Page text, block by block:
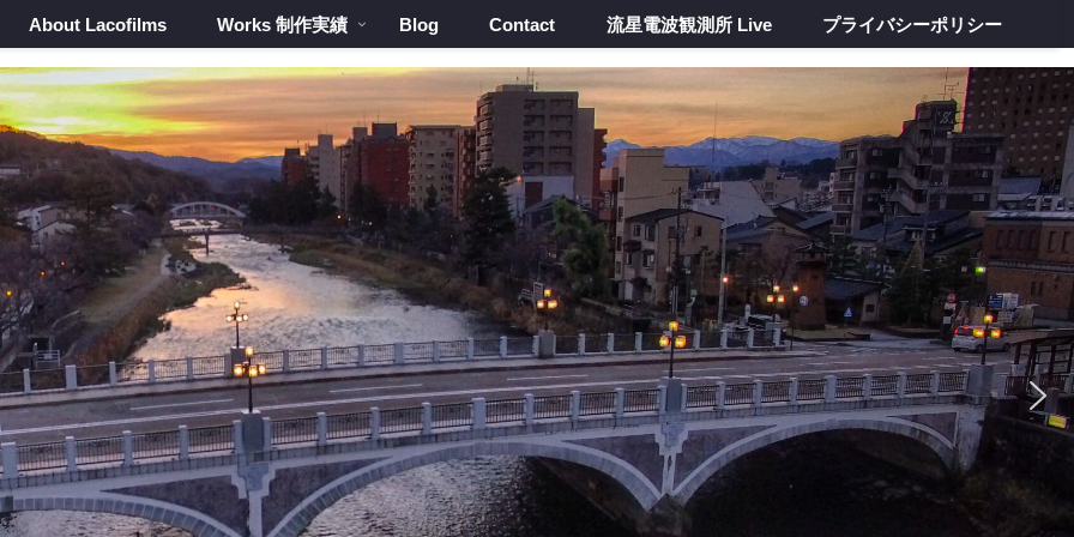
About Lacofilms Works 制作実績 Blog Contact 流星電波観測所 Live プライバシーポリシー